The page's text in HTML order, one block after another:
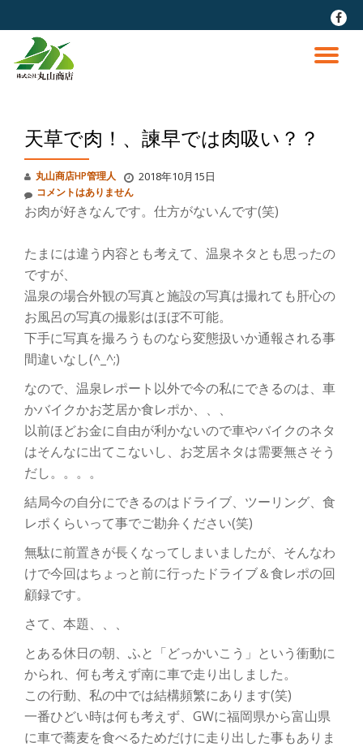
fa-
ナ
ョ
ン
を
切
替
え
天草で肉！、諫早では肉吸い？？
丸山商店HP管理人 2018年10月15日
コメントはありません
お肉が好きなんです。仕方がないんです(笑)
たまには違う内容とも考えて、温泉ネタとも思ったの
ですが、
温泉の場合外観の写真と施設の写真は撮れても肝心の
お風呂の写真の撮影はほぼ不可能。
下手に写真を撮ろうものなら変態扱いか通報される事
間違いなし(^_^;)
なので、温泉レポート以外で今の私にできるのは、車
かバイクかお芝居か食レポか、、、
以前ほどお金に自由が利かないので車やバイクのネタ
はそんなに出てこないし、お芝居ネタは需要無さそう
だし。。。。
結局今の自分にできるのはドライブ、ツーリング、食
レポくらいって事でご勘弁ください(笑)
無駄に前置きが長くなってしまいましたが、そんなわ
けで今回はちょっと前に行ったドライブ＆食レポの回
顧録です。
さて、本題、、、
とある休日の朝、ふと「どっかいこう」という衝動に
かられ、何も考えず南に車で走り出しました。
この行動、私の中では結構頻繁にあります(笑)
一番ひどい時は何も考えず、GWに福岡県から富山県
に車で蕎麦を食べるためだけに走り出した事もありま